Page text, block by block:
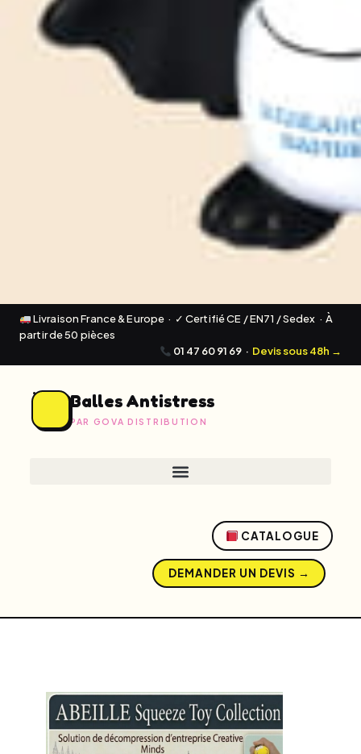
Livraison France & Europe · ✓ Certifié CE / EN71 / Sedex · À
partir de 50 pièces
01 47 60 91 69 · Devis sous 48h →
Balles Antistress
PAR GOVA DISTRIBUTION
CATALOGUE
DEMANDER UN DEVIS →